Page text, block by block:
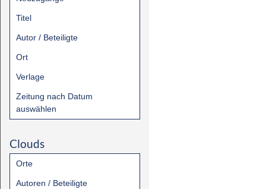
Titel
Autor / Beteiligte
Ort
Verlage
Zeitung nach Datum
auswählen
Clouds
Orte
Autoren / Beteiligte